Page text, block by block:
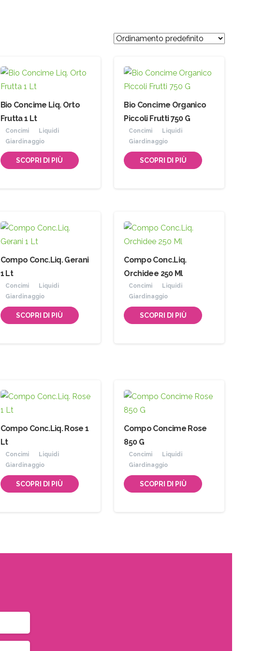
Bio Concime Liq. Orto
Frutta 1 Lt
Concimi
Liquidi
Giardinaggio
SCOPRI DI PIÙ
Bio Concime Organico
Piccoli Frutti 750 G
Concimi
Liquidi
Giardinaggio
SCOPRI DI PIÙ
Compo Conc.Liq. Gerani
1 Lt
Concimi
Liquidi
Giardinaggio
SCOPRI DI PIÙ
Compo Conc.Liq.
Orchidee 250 Ml
Concimi
Liquidi
Giardinaggio
SCOPRI DI PIÙ
Compo Conc.Liq. Rose 1
Lt
Concimi
Liquidi
Giardinaggio
SCOPRI DI PIÙ
Compo Concime Rose
850 G
Concimi
Liquidi
Giardinaggio
SCOPRI DI PIÙ